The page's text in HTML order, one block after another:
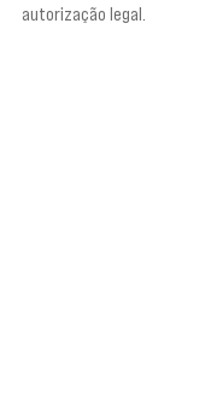
autorização legal.